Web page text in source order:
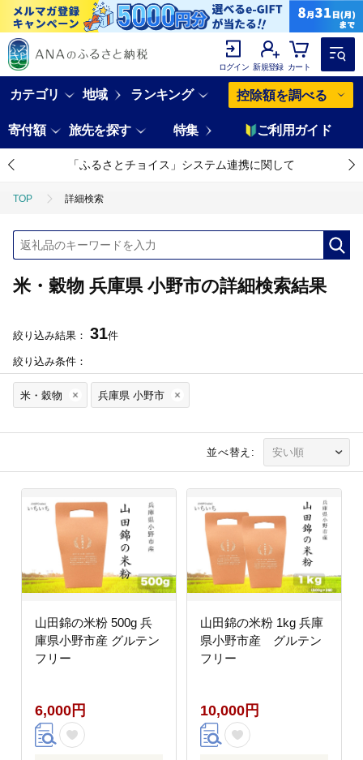
ログイン 新規登録 カート
カテゴリ 地域 ランキング 控除額を調べる
寄付額 旅先を探す 特集 ご利用ガイド
「ふるさとチョイス」システム連携に関して
TOP 詳細検索
米・穀物 兵庫県 小野市の詳細検索結果
絞り込み結果： 31件
絞り込み条件：
米・穀物 兵庫県 小野市
並べ替え:
山田錦の米粉 500g 兵
庫県小野市産 グルテン
フリー
6,000円
山田錦の米粉 1kg 兵庫
県小野市産 グルテン
フリー
10,000円